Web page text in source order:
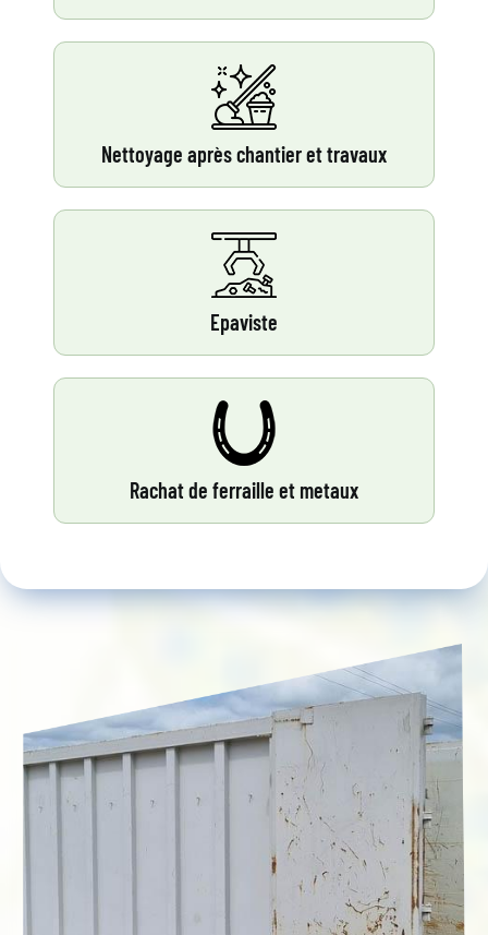
Nettoyage après chantier et travaux
Epaviste
Rachat de ferraille et metaux